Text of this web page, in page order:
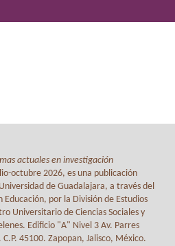
actuales en investigación
octubre 2026, es una publicación
de Guadalajara, a través del
por la División de Estudios
Universitario de Ciencias Sociales y
Edificio "A" Nivel 3 Av. Parres
45100. Zapopan, Jalisco, México.